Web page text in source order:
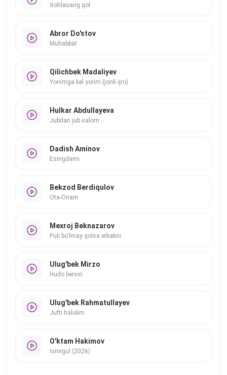
Xohlasang qol
Abror Do'stov
Muhabbat
Qilichbek Madaliyev
Yonimga kel yorim (jonli ijro)
Hulkar Abdullayeva
Jubdan jub salom
Dadish Aminov
Esingdami
Bekzod Berdiqulov
Ota-Onam
Mexroj Beknazarov
Puli bo'lmay qolsa erkakni
Ulug'bek Mirzo
Hudo bersin
Ulug'bek Rahmatullayev
Jufti halolim
O'ktam Hakimov
Ismigul (2026)